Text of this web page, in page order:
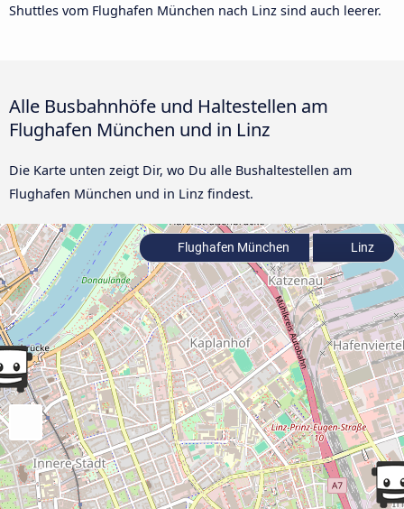
Shuttles vom Flughafen München nach Linz sind auch leerer.
Alle Busbahnhöfe und Haltestellen am
Flughafen München und in Linz
Die Karte unten zeigt Dir, wo Du alle Bushaltestellen am
Flughafen München und in Linz findest.
Flughafen München Linz